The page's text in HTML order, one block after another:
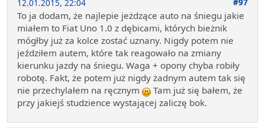
12.01.2015, 22:04
To ja dodam, że najlepie jeżdzące auto na śniegu jakie
miałem to Fiat Uno 1.0 z dębicami, których bieżnik
mógłby już za kolce zostać uznany. Nigdy potem nie
jeździłem autem, które tak reagowało na zmiany
kierunku jazdy na śniegu. Waga + opony chyba robiły
robotę. Fakt, że potem już nigdy żadnym autem tak się
nie przechylałem na ręcznym
Tam już się bałem, że
przy jakiejś studzience wystającej zaliczę bok.